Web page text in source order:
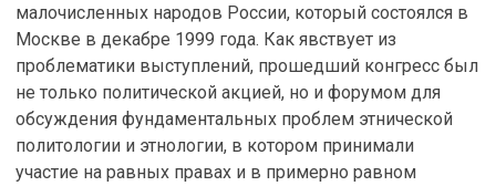
малочисленных народов России, который состоялся в
Москве в декабре 1999 года. Как явствует из
проблематики выступлений, прошедший конгресс был
не только политической акцией, но и форумом для
обсуждения фундаментальных проблем этнической
политологии и этнологии, в котором принимали
участие на равных правах и в примерно равном